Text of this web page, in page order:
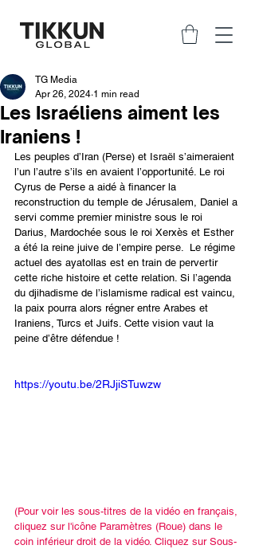
Les Israéliens aiment les
Iraniens !
TG Media
Apr 26, 2024 1 min read
Les peuples d’Iran (Perse) et Israël s’aimeraient
l’un l’autre s’ils en avaient l’opportunité. Le roi
Cyrus de Perse a aidé à financer la
reconstruction du temple de Jérusalem, Daniel a
servi comme premier ministre sous le roi
Darius, Mardochée sous le roi Xerxès et Esther
a été la reine juive de l’empire perse.  Le régime
actuel des ayatollas est en train de pervertir
cette riche histoire et cette relation. Si l’agenda
du djihadisme de l’islamisme radical est vaincu,
la paix pourra alors régner entre Arabes et
Iraniens, Turcs et Juifs. Cette vision vaut la
peine d’être défendue !
https://youtu.be/2RJjiSTuwzw
(Pour voir les sous-titres de la vidéo en français,
cliquez sur l'icône Paramètres (Roue) dans le
coin inférieur droit de la vidéo. Cliquez sur Sous-